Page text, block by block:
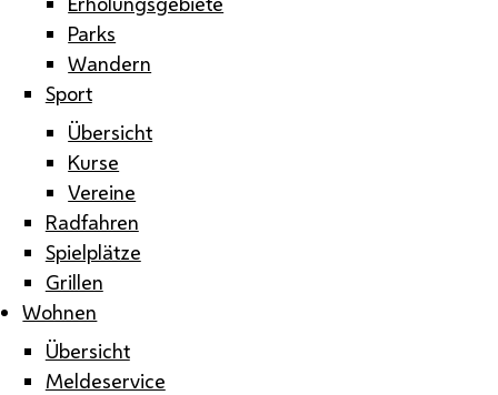
Parks
Wandern
Sport
Übersicht
Kurse
Vereine
Radfahren
Spielplätze
Grillen
Wohnen
Übersicht
Meldeservice